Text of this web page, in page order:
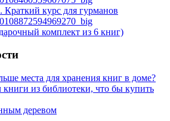
Краткий курс для гурманов
комплект из 6 книг)
места для хранения книг в доме?
книги из библиотеки, что бы купить
деревом